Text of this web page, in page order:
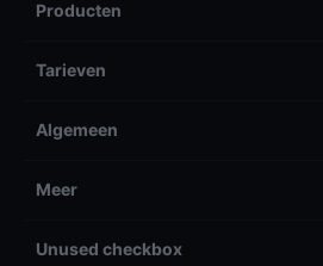
Producten
Tarieven
Algemeen
Meer
Unused checkbox